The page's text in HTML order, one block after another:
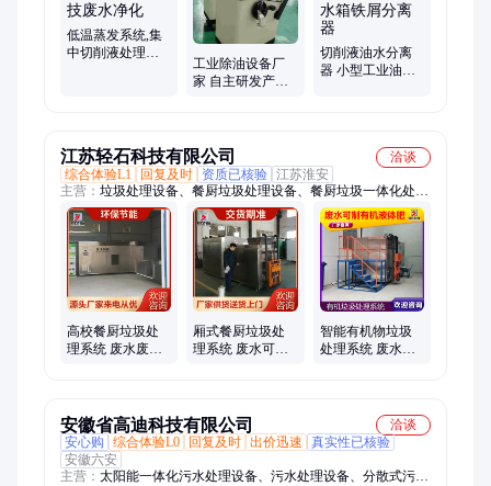
低温蒸发系统,集
中切削液处理系
工业除油设备厂
家 自主研发产品
切削液油水分离
器 小型工业油水
江苏轻石科技有限公司
洽谈
综合体验L1
回复及时 资质已核验 江苏淮安
主营： 垃圾处理设备、餐厨垃圾处理设备、餐厨垃圾一体化处
理、一体化餐厨垃圾处理机、大型餐厨垃圾处理设备、大型厨余
垃圾处理设备、厨余垃圾一体化处理
高校餐厨垃圾处
理系统 废水废气
厢式餐厨垃圾处
理系统 废水可制
智能有机物垃圾
处理系统 废水可
安徽省高迪科技有限公司
洽谈
安心购
综合体验L0 回复及时 出价迅速
真实性已核验
安徽六安
主营： 太阳能一体化污水处理设备、污水处理设备、分散式污水